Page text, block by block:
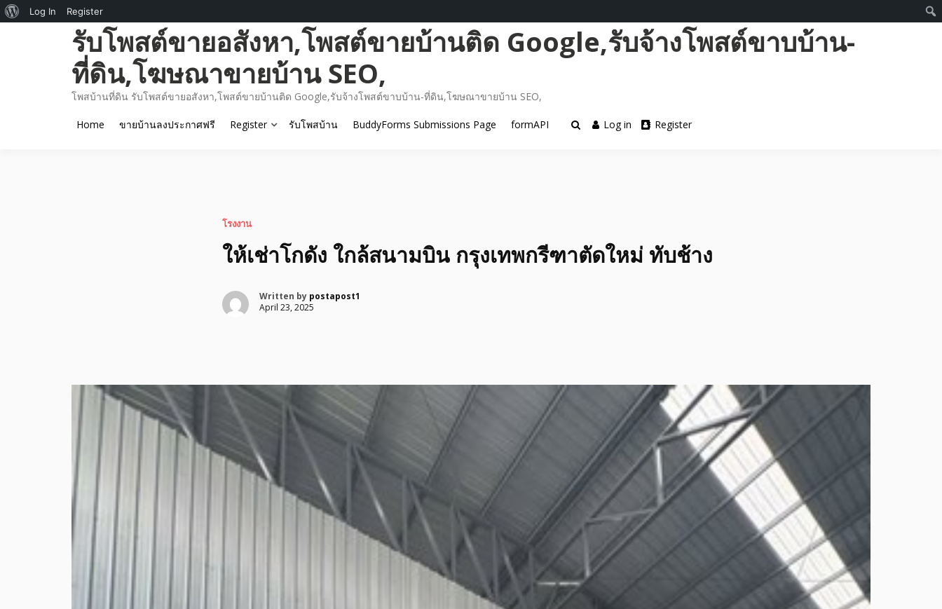
รับโพสต์ขายอสังหา,โพสต์ขายบ้านติด Google,รับจ้างโพสต์ขาบบ้าน-
ที่ดิน,โฆษณาขายบ้าน SEO,
โพสบ้านที่ดิน รับโพสต์ขายอสังหา,โพสต์ขายบ้านติด Google,รับจ้างโพสต์ขาบบ้าน-ที่ดิน,โฆษณาขายบ้าน SEO,
Home ขายบ้านลงประกาศฟรี Register รับโพสบ้าน BuddyForms Submissions Page formAPI Log in Register
โรงงาน
ให้เช่าโกดัง ใกล้สนามบิน กรุงเทพกรีฑาตัดใหม่ ทับช้าง
Written by postapost1
April 23, 2025
About
Log In Register